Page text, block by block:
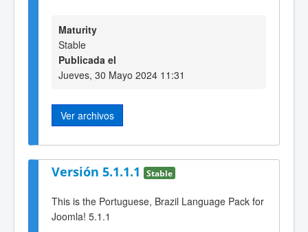
Maturity
Stable
Publicada el
Jueves, 30 Mayo 2024 11:31
Ver archivos
Versión 5.1.1.1 Stable
This is the Portuguese, Brazil Language Pack for
Joomla! 5.1.1